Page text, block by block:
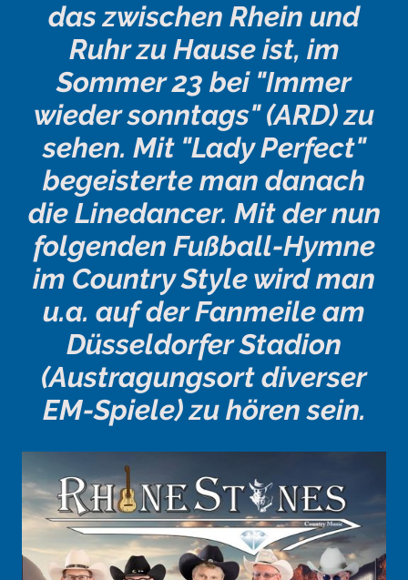
das zwischen Rhein und
Ruhr zu Hause ist, im
Sommer 23 bei "Immer
wieder sonntags" (ARD) zu
sehen. Mit "Lady Perfect"
begeisterte man danach
die Linedancer. Mit der nun
folgenden Fußball-Hymne
im Country Style wird man
u.a. auf der Fanmeile am
Düsseldorfer Stadion
(Austragungsort diverser
EM-Spiele) zu hören sein.